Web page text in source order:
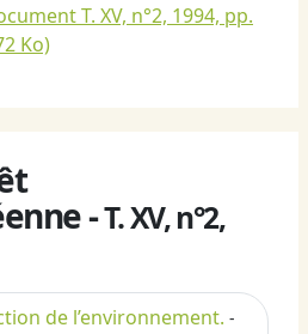
T. XV, n°2, 1994, pp.
Ko)
-T. XV, n°2,
de l’environnement. -